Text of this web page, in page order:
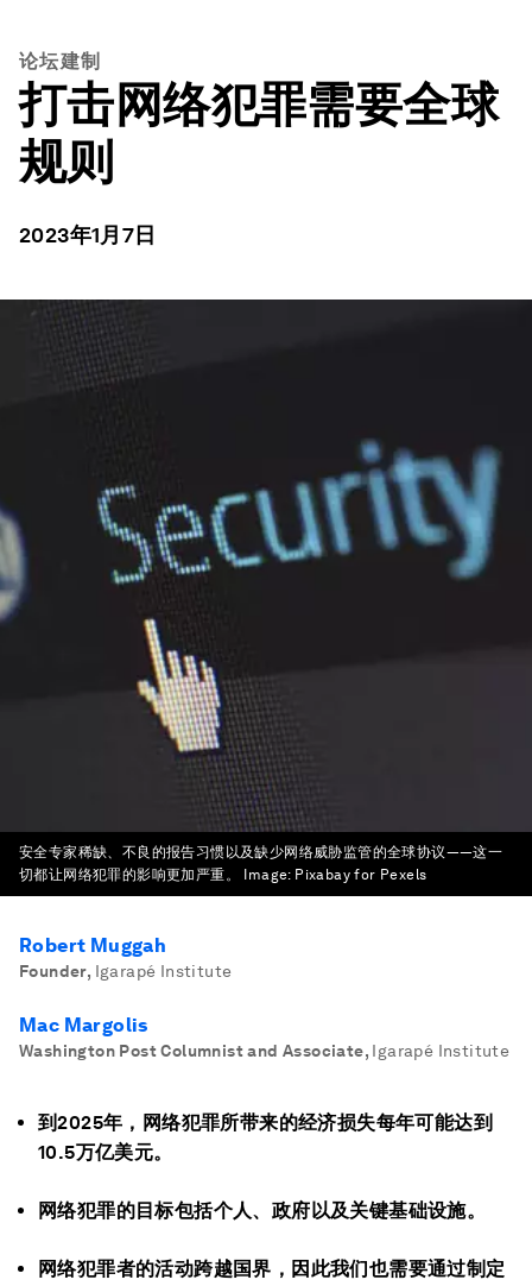
论坛建制
打击网络犯罪需要全球
规则
2023年1月7日
安全专家稀缺、不良的报告习惯以及缺少网络威胁监管的全球协议——这一
切都让网络犯罪的影响更加严重。
Image: Pixabay for Pexels
Robert Muggah
Founder, Igarapé Institute
Mac Margolis
Washington Post Columnist and Associate, Igarapé Institute
到2025年，网络犯罪所带来的经济损失每年可能达到
10.5万亿美元。
网络犯罪的目标包括个人、政府以及关键基础设施。
网络犯罪者的活动跨越国界，因此我们也需要通过制定